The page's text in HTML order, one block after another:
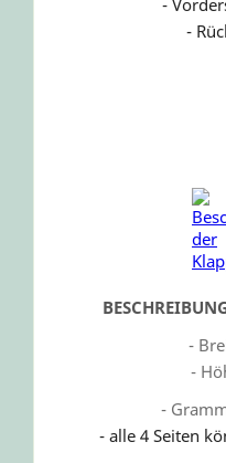
-
-
-
-
- alle 4 Seiten